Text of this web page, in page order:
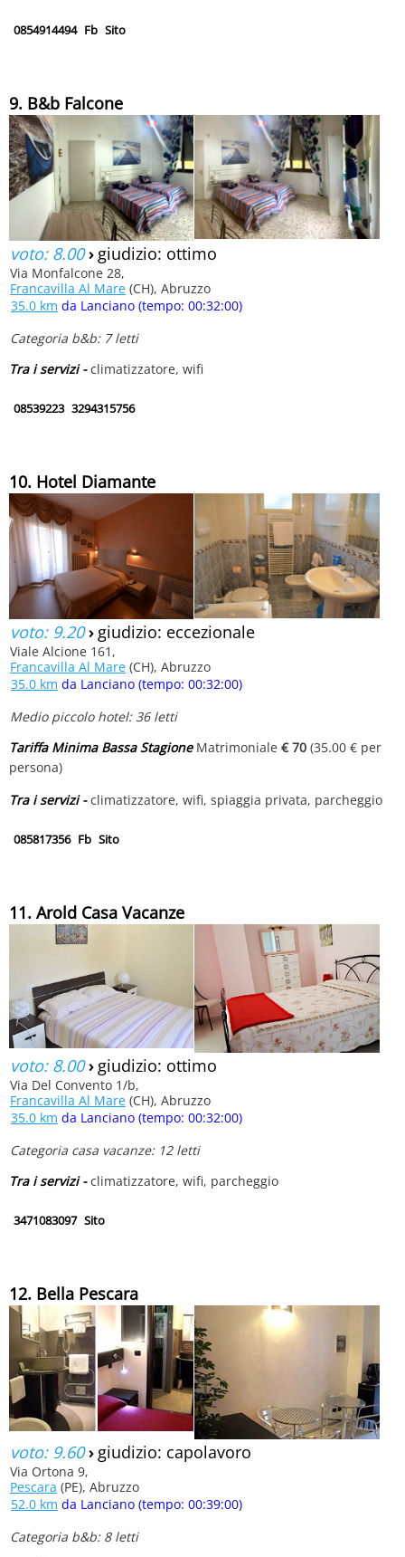
0854914494 Fb Sito
9. B&b Falcone
voto: 8.00› giudizio: ottimo
Via Monfalcone 28,
Francavilla Al Mare (CH), Abruzzo
35.0 km da Lanciano (tempo: 00:32:00)
Categoria b&b: 7 letti
Tra i servizi -climatizzatore, wifi
08539223 3294315756
10. Hotel Diamante
voto: 9.20› giudizio: eccezionale
Viale Alcione 161,
Francavilla Al Mare (CH), Abruzzo
35.0 km da Lanciano (tempo: 00:32:00)
Medio piccolo hotel: 36 letti
Tariffa Minima Bassa StagioneMatrimoniale € 70 (35.00 € per
persona)
Tra i servizi -climatizzatore, wifi, spiaggia privata, parcheggio
085817356 Fb Sito
11. Arold Casa Vacanze
voto: 8.00› giudizio: ottimo
Via Del Convento 1/b,
Francavilla Al Mare (CH), Abruzzo
35.0 km da Lanciano (tempo: 00:32:00)
Categoria casa vacanze: 12 letti
Tra i servizi -climatizzatore, wifi, parcheggio
3471083097 Sito
12. Bella Pescara
voto: 9.60› giudizio: capolavoro
Via Ortona 9,
Pescara (PE), Abruzzo
52.0 km da Lanciano (tempo: 00:39:00)
Categoria b&b: 8 letti